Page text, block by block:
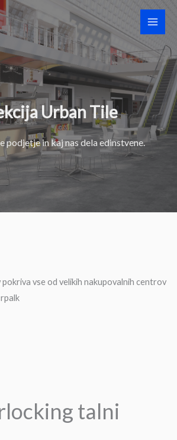
Urban Tile
podjetje in kaj nas dela edinstvene.
pokriva vse od velikih nakupovalnih centrov
talni